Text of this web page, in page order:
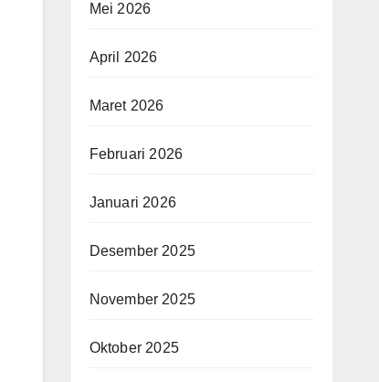
Mei 2026
April 2026
Maret 2026
Februari 2026
Januari 2026
Desember 2025
November 2025
Oktober 2025